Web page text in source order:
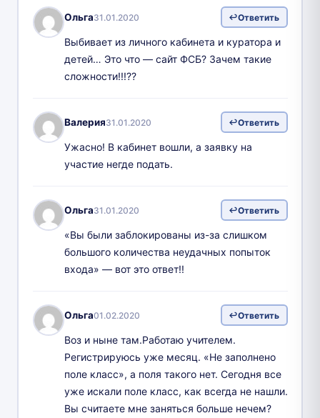
Ольга31.01.2020 Ответить
Выбивает из личного кабинета и куратора и
детей… Это что — сайт ФСБ? Зачем такие
сложности!!!??
Валерия31.01.2020 Ответить
Ужасно! В кабинет вошли, а заявку на
участие негде подать.
Ольга31.01.2020 Ответить
«Вы были заблокированы из-за слишком
большого количества неудачных попыток
входа» — вот это ответ!!
Ольга01.02.2020 Ответить
Воз и ныне там.Работаю учителем.
Регистрируюсь уже месяц. «Не заполнено
поле класс», а поля такого нет. Сегодня все
уже искали поле класс, как всегда не нашли.
Вы считаете мне заняться больше нечем?